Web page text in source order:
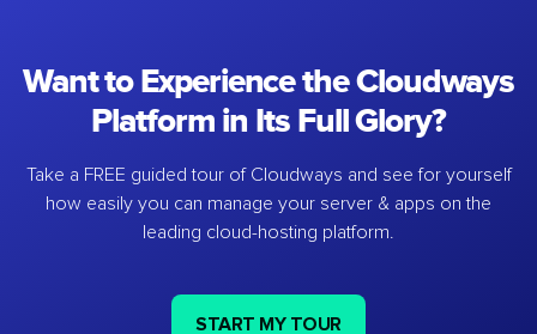
Want to Experience the Cloudways
Platform in Its Full Glory?
Take a FREE guided tour of Cloudways and see for yourself
how easily you can manage your server & apps on the
leading cloud-hosting platform.
START MY TOUR